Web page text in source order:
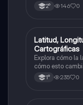
2° 146 0
LGeografía
Latitud,
Cartográficas
Explora cómo la
cómo esto
1° 235 0